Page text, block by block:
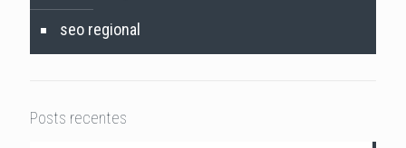
seo regional
Posts recentes